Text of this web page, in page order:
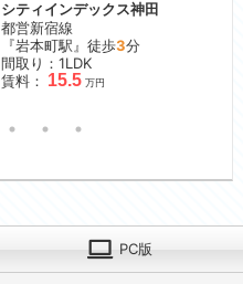
シティインデックス神田
都営新宿線
『岩本町駅』徒歩3分
間取り：1LDK
賃料： 15.5 万円
PC版